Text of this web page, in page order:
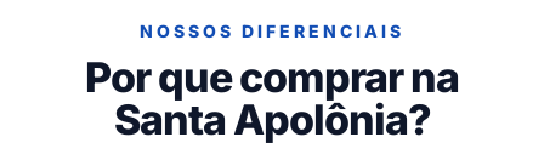
NOSSOS DIFERENCIAIS
Por que comprar na
Santa Apolônia?